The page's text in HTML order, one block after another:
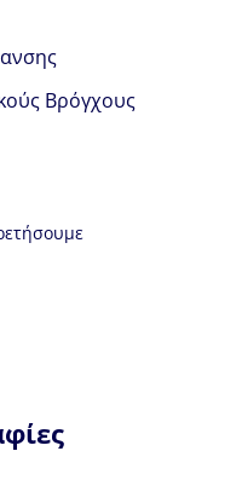
Βρόγχους